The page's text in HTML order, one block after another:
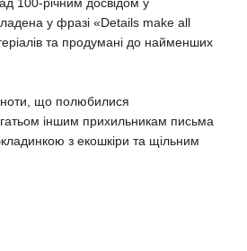
100-річним досвідом у
у фразі «Details make all
та продумані до найменших
що полюбилися
іншим прихильникам письма
з екошкіри та щільним